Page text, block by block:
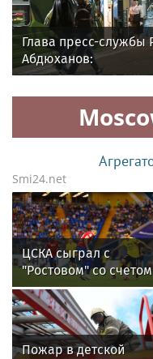
Глава пресс-службы
Абдюханов:
путешествовать в
поездах стало очень
комфортно
Smi24.net
ЦСКА сыграл с
"Ростовом" со счетом
0:0 в матче РПЛ
Пожар в детской